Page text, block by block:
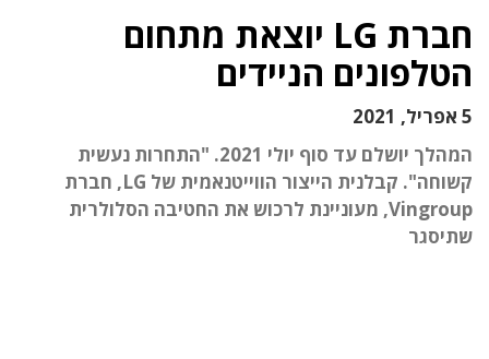
חברת LG יוצאת מתחום
הטלפונים הניידים
5 אפריל, 2021
המהלך יושלם עד סוף יולי 2021. "התחרות נעשית
קשוחה". קבלנית הייצור הווייטנאמית של LG, חברת
Vingroup, מעוניינת לרכוש את החטיבה הסלולרית
שתיסגר